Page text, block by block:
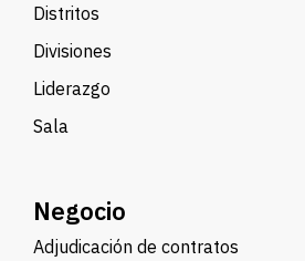
Distritos
Divisiones
Liderazgo
Sala
Negocio
Adjudicación de contratos